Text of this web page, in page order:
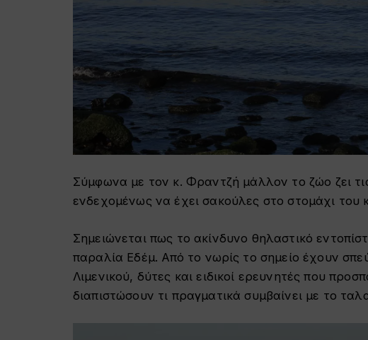
Σύμφωνα με τον κ. Φραντζή μάλλον το ζώο ζει
ενδεχομένως να έχει σακούλες στο στομάχι του
Σημειώνεται πως το ακίνδυνο θηλαστικό
παραλία Εδέμ. Από το νωρίς το σημείο έχουν
Λιμενικού, δύτες και ειδικοί ερευνητές που
διαπιστώσουν τι πραγματικά συμβαίνει με το